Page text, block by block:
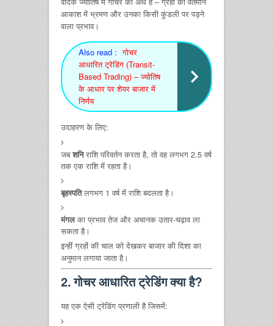
आकाश में भ्रमण और उनका किसी कुंडली पर पड़ने
वाला प्रभाव।
Also read : गोचर
आधारित ट्रेडिंग (Transit-
Based Trading) – ज्योतिष
के आधार पर शेयर बाजार में
निर्णय
उदाहरण के लिए:
जबशनिराशि परिवर्तन करता है, तो वह लगभग 2.5 वर्ष
तक एक राशि में रहता है।
बृहस्पतिलगभग 1 वर्ष में राशि बदलता है।
मंगलका प्रभाव तेज और अचानक उतार-चढ़ाव ला
सकता है।
इन्हीं ग्रहों की चाल को देखकर बाजार की दिशा का
अनुमान लगाया जाता है।
2. गोचर आधारित ट्रेडिंग क्या है?
यह एक ऐसी ट्रेडिंग प्रणाली है जिसमें: